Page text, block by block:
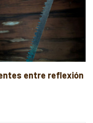
entre reflexión y